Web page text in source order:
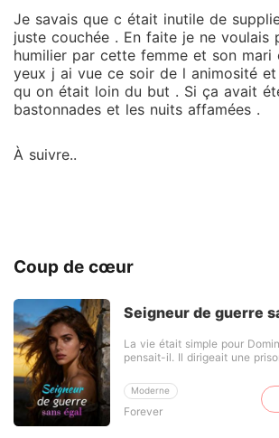
Je savais que c était inutile de
juste couchée . En faite je ne voulais
humilier par cette femme et son mari
yeux j ai vue ce soir de l animosité
qu on était loin du but . Si ça avait
bastonnades et les nuits affamées .
À suivre..
Coup de cœur
Seigneur de guerre
Moderne
Forever
La vie était simple pour
pensait-il. Il dirigeait une
de drame, mais un jour, sa
déjà un poste élevé dans
contrat de mariage avec un